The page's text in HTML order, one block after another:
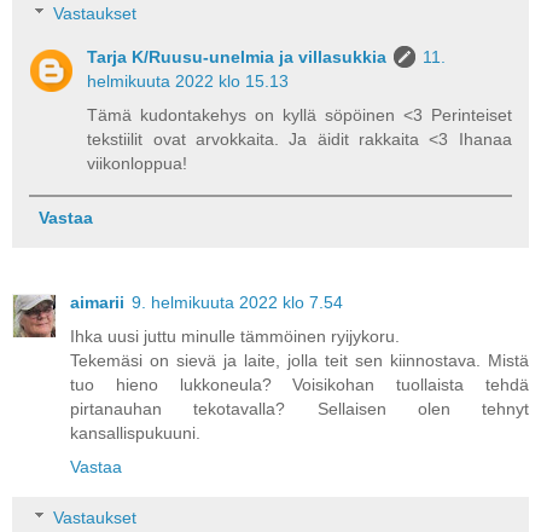
Vastaukset
Tarja K/Ruusu-unelmia ja villasukkia
11.
helmikuuta 2022 klo 15.13
Tämä kudontakehys on kyllä söpöinen <3 Perinteiset
tekstiilit ovat arvokkaita. Ja äidit rakkaita <3 Ihanaa
viikonloppua!
Vastaa
aimarii 9. helmikuuta 2022 klo 7.54
Ihka uusi juttu minulle tämmöinen ryijykoru.
Tekemäsi on sievä ja laite, jolla teit sen kiinnostava. Mistä
tuo hieno lukkoneula? Voisikohan tuollaista tehdä
pirtanauhan tekotavalla? Sellaisen olen tehnyt
kansallispukuuni.
Vastaa
Vastaukset